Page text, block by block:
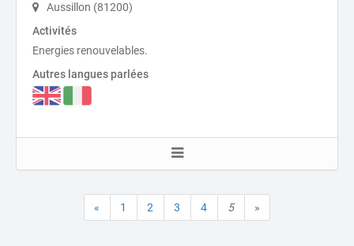
Aussillon (81200)
Activités
Energies renouvelables.
Autres langues parlées
« 1 2 3 4 5 »